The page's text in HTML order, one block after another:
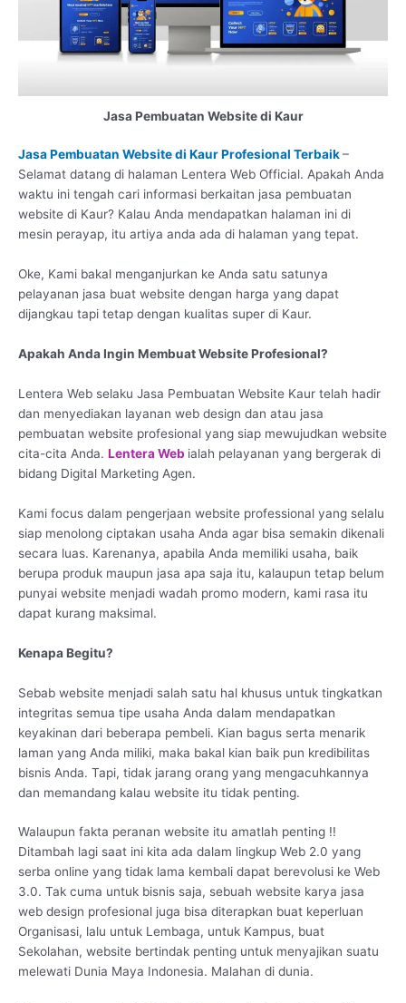
Jasa Pembuatan Website di Kaur
Jasa Pembuatan Website di Kaur Profesional Terbaik–
Selamat datang di halaman Lentera Web Official. Apakah Anda
waktu ini tengah cari informasi berkaitan jasa pembuatan
website di Kaur? Kalau Anda mendapatkan halaman ini di
mesin perayap, itu artiya anda ada di halaman yang tepat.
Oke, Kami bakal menganjurkan ke Anda satu satunya
pelayanan jasa buat website dengan harga yang dapat
dijangkau tapi tetap dengan kualitas super di Kaur.
Apakah Anda Ingin Membuat Website Profesional?
Lentera Web selaku Jasa Pembuatan Website Kaur telah hadir
dan menyediakan layanan web design dan atau jasa
pembuatan website profesional yang siap mewujudkan website
cita-cita Anda. Lentera Web ialah pelayanan yang bergerak di
bidang Digital Marketing Agen.
Kami focus dalam pengerjaan website professional yang selalu
siap menolong ciptakan usaha Anda agar bisa semakin dikenali
secara luas. Karenanya, apabila Anda memiliki usaha, baik
berupa produk maupun jasa apa saja itu, kalaupun tetap belum
punyai website menjadi wadah promo modern, kami rasa itu
dapat kurang maksimal.
Kenapa Begitu?
Sebab website menjadi salah satu hal khusus untuk tingkatkan
integritas semua tipe usaha Anda dalam mendapatkan
keyakinan dari beberapa pembeli. Kian bagus serta menarik
laman yang Anda miliki, maka bakal kian baik pun kredibilitas
bisnis Anda. Tapi, tidak jarang orang yang mengacuhkannya
dan memandang kalau website itu tidak penting.
Walaupun fakta peranan website itu amatlah penting !!
Ditambah lagi saat ini kita ada dalam lingkup Web 2.0 yang
serba online yang tidak lama kembali dapat berevolusi ke Web
3.0. Tak cuma untuk bisnis saja, sebuah website karya jasa
web design profesional juga bisa diterapkan buat keperluan
Organisasi, lalu untuk Lembaga, untuk Kampus, buat
Sekolahan, website bertindak penting untuk menyajikan suatu
melewati Dunia Maya Indonesia. Malahan di dunia.